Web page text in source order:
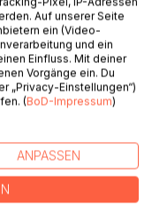
mysteriösen
Gefahr. Ihre
auf. In den
Auf unserer Seite
ein (Video-
und ein
Einfluss. Mit deiner
Vorgänge ein. Du
„Privacy-Einstellungen“)
(BoD-Impressum)
ANPASSEN